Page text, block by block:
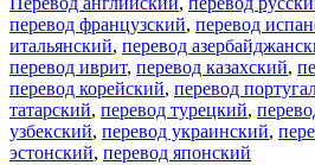
перевод французский, перевод
итальянский, перевод
перевод иврит, перевод казахский,
перевод корейский, перевод
татарский, перевод турецкий,
узбекский, перевод украинский,
эстонский, перевод японский